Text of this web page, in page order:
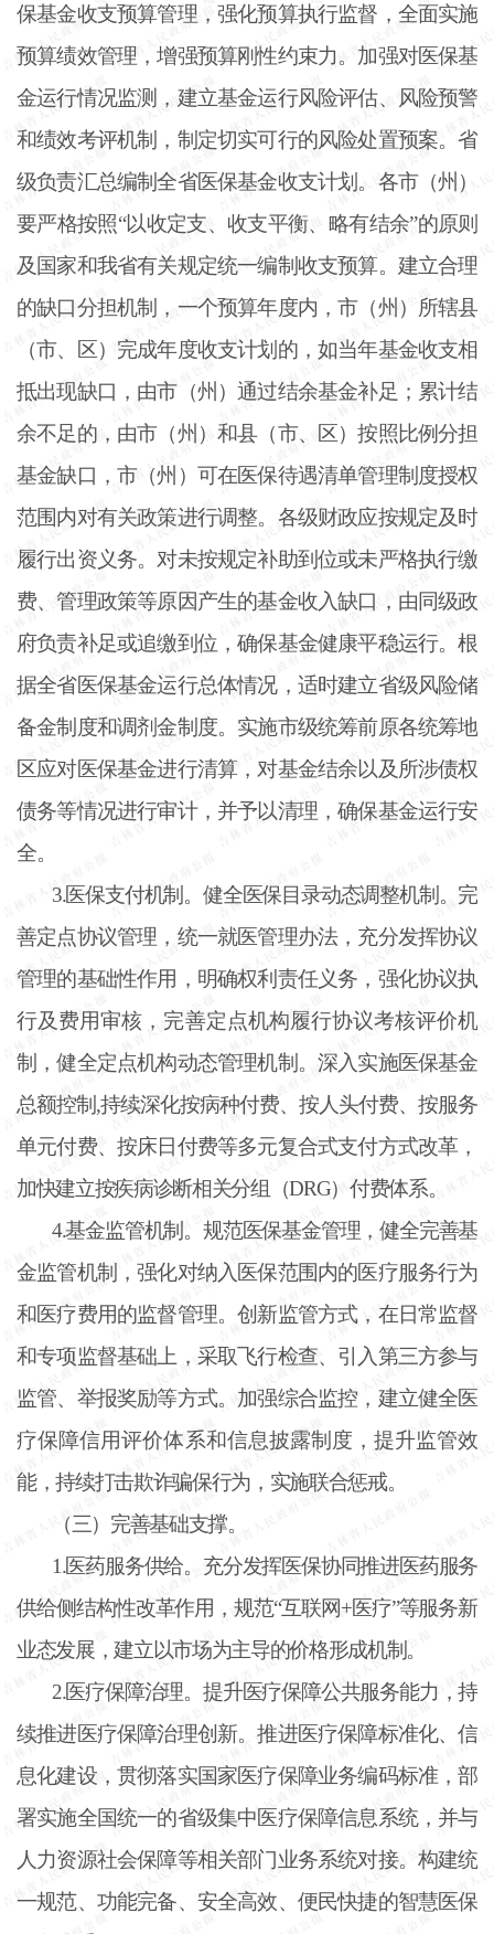
保基金收支预算管理，强化预算执行监督，全面实施
预算绩效管理，增强预算刚性约束力。加强对医保基
金运行情况监测，建立基金运行风险评估、风险预警
和绩效考评机制，制定切实可行的风险处置预案。省
级负责汇总编制全省医保基金收支计划。各市（州）
要严格按照“以收定支、收支平衡、略有结余”的原则
及国家和我省有关规定统一编制收支预算。建立合理
的缺口分担机制，一个预算年度内，市（州）所辖县
（市、区）完成年度收支计划的，如当年基金收支相
抵出现缺口，由市（州）通过结余基金补足；累计结
余不足的，由市（州）和县（市、区）按照比例分担
基金缺口，市（州）可在医保待遇清单管理制度授权
范围内对有关政策进行调整。各级财政应按规定及时
履行出资义务。对未按规定补助到位或未严格执行缴
费、管理政策等原因产生的基金收入缺口，由同级政
府负责补足或追缴到位，确保基金健康平稳运行。根
据全省医保基金运行总体情况，适时建立省级风险储
备金制度和调剂金制度。实施市级统筹前原各统筹地
区应对医保基金进行清算，对基金结余以及所涉债权
债务等情况进行审计，并予以清理，确保基金运行安
全。
3.医保支付机制。健全医保目录动态调整机制。完
善定点协议管理，统一就医管理办法，充分发挥协议
管理的基础性作用，明确权利责任义务，强化协议执
行及费用审核，完善定点机构履行协议考核评价机
制，健全定点机构动态管理机制。深入实施医保基金
总额控制,持续深化按病种付费、按人头付费、按服务
单元付费、按床日付费等多元复合式支付方式改革，
加快建立按疾病诊断相关分组（DRG）付费体系。
4.基金监管机制。规范医保基金管理，健全完善基
金监管机制，强化对纳入医保范围内的医疗服务行为
和医疗费用的监督管理。创新监管方式，在日常监督
和专项监督基础上，采取飞行检查、引入第三方参与
监管、举报奖励等方式。加强综合监控，建立健全医
疗保障信用评价体系和信息披露制度，提升监管效
能，持续打击欺诈骗保行为，实施联合惩戒。
（三）完善基础支撑。
1.医药服务供给。充分发挥医保协同推进医药服务
供给侧结构性改革作用，规范“互联网+医疗”等服务新
业态发展，建立以市场为主导的价格形成机制。
2.医疗保障治理。提升医疗保障公共服务能力，持
续推进医疗保障治理创新。推进医疗保障标准化、信
息化建设，贯彻落实国家医疗保障业务编码标准，部
署实施全国统一的省级集中医疗保障信息系统，并与
人力资源社会保障等相关部门业务系统对接。构建统
一规范、功能完备、安全高效、便民快捷的智慧医保